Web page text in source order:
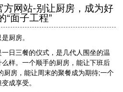
网站-别让厨房，成为好
“面子工程”
厨房。
日三餐的仪式，是几代人围坐的温
样。一个顺手的厨房，能让下班后
厨房，能让周末的聚餐成为期待;一个
成享受。